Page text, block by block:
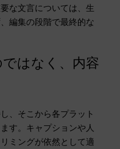
な文言については、生
編集の段階で最終的な
はなく、内容
、そこから各プラット
す。キャプションや人
ミングが依然として適